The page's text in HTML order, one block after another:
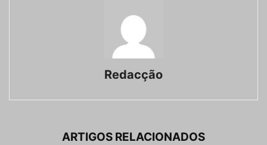
Redacção
ARTIGOS RELACIONADOS